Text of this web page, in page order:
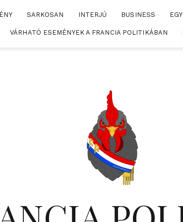
SARKOSAN INTERJÚ BUSINESS
VÁRHATÓ ESEMÉNYEK A FRANCIA POLITIKÁBAN